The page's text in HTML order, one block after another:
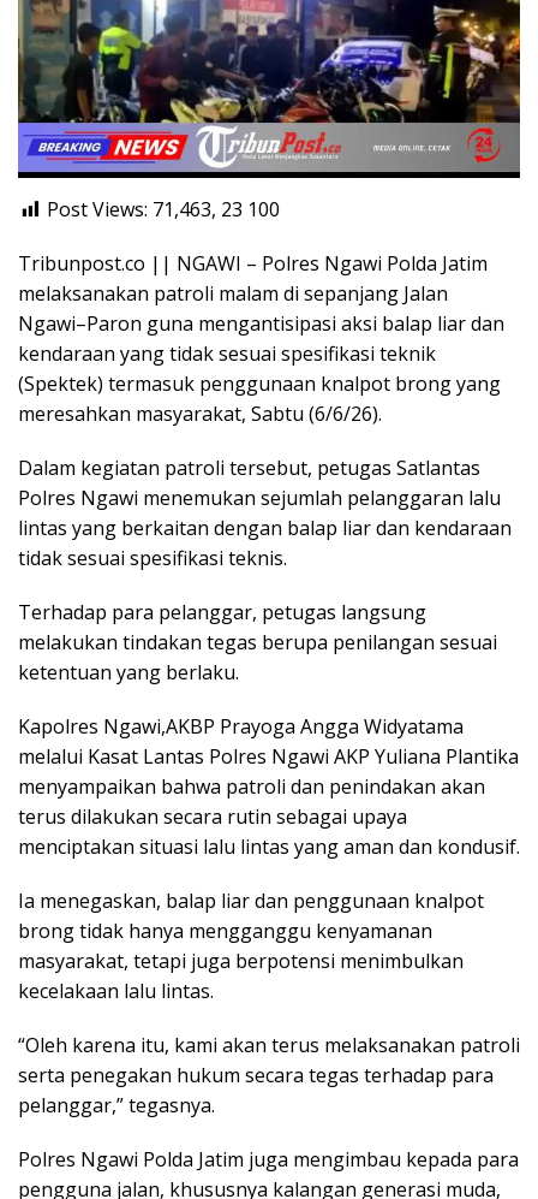
Post Views: 71,463, 23 100
Tribunpost.co || NGAWI – Polres Ngawi Polda Jatim
melaksanakan patroli malam di sepanjang Jalan
Ngawi–Paron guna mengantisipasi aksi balap liar dan
kendaraan yang tidak sesuai spesifikasi teknik
(Spektek) termasuk penggunaan knalpot brong yang
meresahkan masyarakat, Sabtu (6/6/26).
Dalam kegiatan patroli tersebut, petugas Satlantas
Polres Ngawi menemukan sejumlah pelanggaran lalu
lintas yang berkaitan dengan balap liar dan kendaraan
tidak sesuai spesifikasi teknis.
Terhadap para pelanggar, petugas langsung
melakukan tindakan tegas berupa penilangan sesuai
ketentuan yang berlaku.
Kapolres Ngawi,AKBP Prayoga Angga Widyatama
melalui Kasat Lantas Polres Ngawi AKP Yuliana Plantika
menyampaikan bahwa patroli dan penindakan akan
terus dilakukan secara rutin sebagai upaya
menciptakan situasi lalu lintas yang aman dan kondusif.
Ia menegaskan, balap liar dan penggunaan knalpot
brong tidak hanya mengganggu kenyamanan
masyarakat, tetapi juga berpotensi menimbulkan
kecelakaan lalu lintas.
“Oleh karena itu, kami akan terus melaksanakan patroli
serta penegakan hukum secara tegas terhadap para
pelanggar,” tegasnya.
Polres Ngawi Polda Jatim juga mengimbau kepada para
pengguna jalan, khususnya kalangan generasi muda,